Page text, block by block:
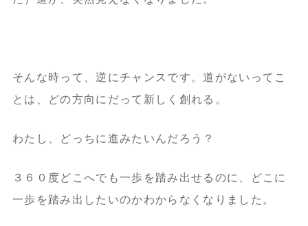
そんな時って、逆にチャンスです。道がないってこ
とは、どの方向にだって新しく創れる。
わたし、どっちに進みたいんだろう？
３６０度どこへでも一歩を踏み出せるのに、どこに
一歩を踏み出したいのかわからなくなりました。